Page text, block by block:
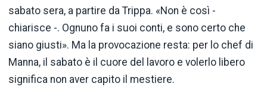
sabato sera, a partire da Trippa. «Non è così -
chiarisce -. Ognuno fa i suoi conti, e sono certo che
siano giusti». Ma la provocazione resta: per lo chef di
Manna, il sabato è il cuore del lavoro e volerlo libero
significa non aver capito il mestiere.